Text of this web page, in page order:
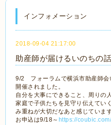
インフォメーション
2018-09-04 21:17:00
助産師が届けるいのちの話
9/2 フォーラムで横浜市助産師会
開催されました。
自分を大事にできること、周りの
家庭で子供たちを見守り伝えてい
み重ねが大切だなあと感じていま
お申込は9/18～ https://